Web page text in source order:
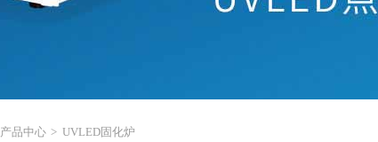
产品中心 > UVLED固化炉